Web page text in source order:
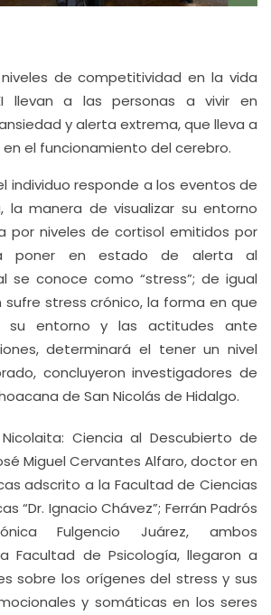
de competitividad en la vida
llevan a las personas a vivir en
y alerta extrema, que lleva a
el funcionamiento del cerebro.
individuo responde a los eventos de
la manera de visualizar su entorno
por niveles de cortisol emitidos por
poner en estado de alerta al
se conoce como “stress”; de igual
sufre stress crónico, la forma en que
su entorno y las actitudes ante
determinará el tener un nivel
concluyeron investigadores de
de San Nicolás de Hidalgo.
Ciencia al Descubierto de
Miguel Cervantes Alfaro, doctor en
adscrito a la Facultad de Ciencias
“Dr. Ignacio Chávez”; Ferrán Padrós
Fulgencio Juárez, ambos
Facultad de Psicología, llegaron a
sobre los orígenes del stress y sus
y somáticas en los seres